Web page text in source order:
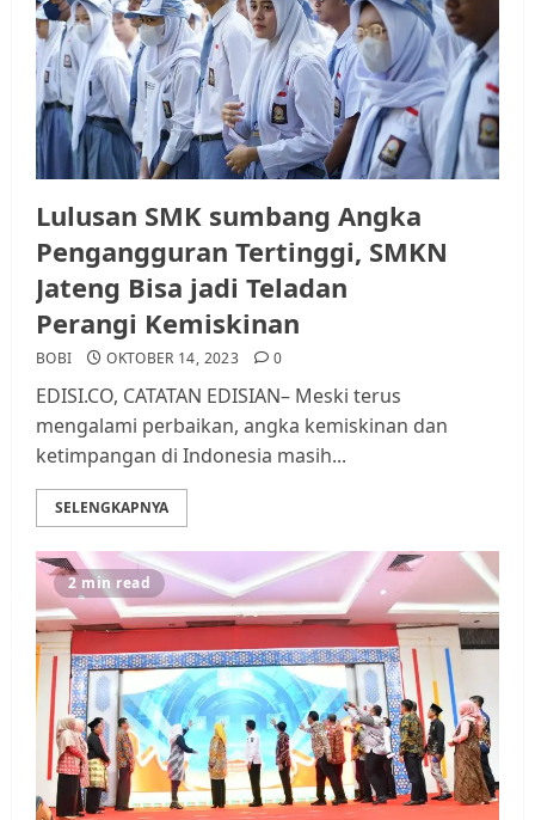
Lulusan SMK sumbang Angka
Pengangguran Tertinggi, SMKN
Jateng Bisa jadi Teladan
Perangi Kemiskinan
BOBI OKTOBER 14, 2023 0
EDISI.CO, CATATAN EDISIAN– Meski terus
mengalami perbaikan, angka kemiskinan dan
ketimpangan di Indonesia masih...
SELENGKAPNYA
2 min read